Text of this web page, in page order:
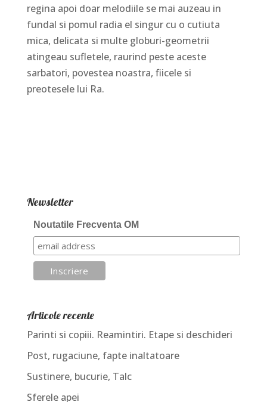
regina apoi doar melodiile se mai auzeau in
fundal si pomul radia el singur cu o cutiuta
mica, delicata si multe globuri-geometrii
atingeau sufletele, raurind peste aceste
sarbatori, povestea noastra, fiicele si
preotesele lui Ra.
Newsletter
Noutatile Frecventa OM
Articole recente
Parinti si copiii. Reamintiri. Etape si deschideri
Post, rugaciune, fapte inaltatoare
Sustinere, bucurie, Talc
Sferele apei